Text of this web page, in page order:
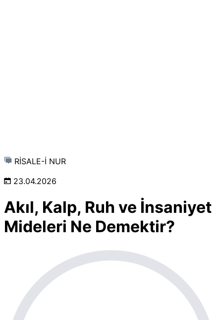
RİSALE-İ NUR
23.04.2026
Akıl, Kalp, Ruh ve İnsaniyet
Mideleri Ne Demektir?